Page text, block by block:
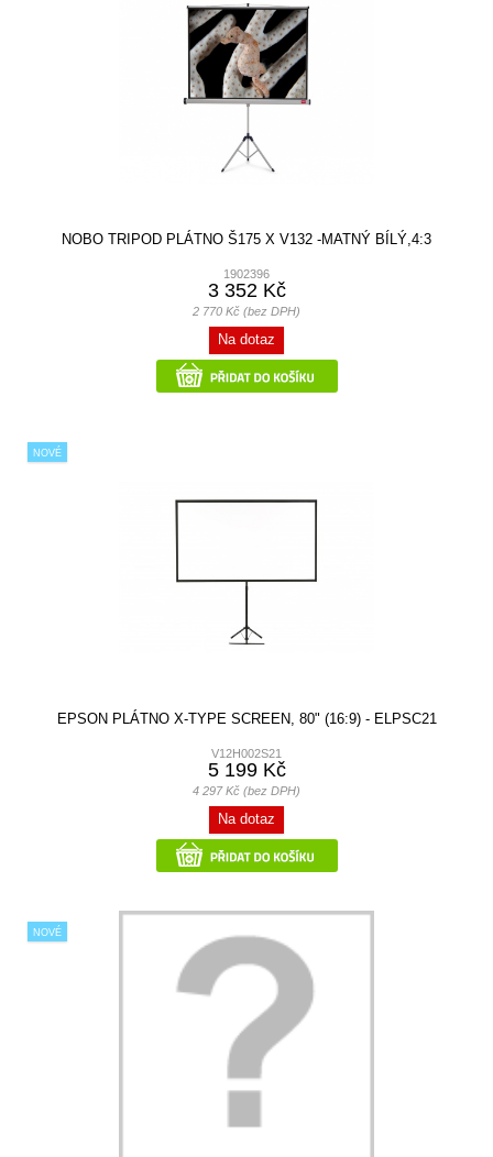
NOBO TRIPOD PLÁTNO Š175 X V132 -MATNÝ BÍLÝ,4:3
1902396
3 352 Kč
2 770 Kč (bez DPH)
Na dotaz
NOVÉ
EPSON PLÁTNO X-TYPE SCREEN, 80" (16:9) - ELPSC21
V12H002S21
5 199 Kč
4 297 Kč (bez DPH)
Na dotaz
NOVÉ